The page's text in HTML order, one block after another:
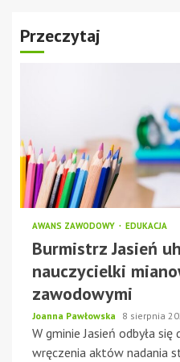
Przeczytaj
AWANS ZAWODOWY EDUKACJA
Burmistrz Jasień
nauczycielki
zawodowymi
Joanna Pawłowska 8 sierpnia
W gminie Jasień odbyła
wręczenia aktów nadania